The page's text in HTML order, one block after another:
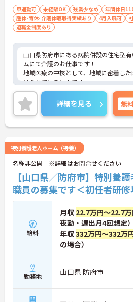
車通勤可 未経験OK 残業少なめ
年間休日
産休･育休･介護休暇取得実績あり
4月入職可
退職金制度あり
山口県防府市にある病院併設の住宅型
ムにて介護のお仕事です！
地域医療の中核として、地域に密着した
けられている法人です。
安心して働ける職場をモットーに、完
など、職員の福利厚生面の充実に努めら
★
ご興味ある方には、面接対策ポイント
詳細をお話しいたしますのでお気軽に
詳細を見る 無
特別養護老人ホーム（特養）
名称非公開 ※詳細はお問合せください
【山口県／防府市】特別養
職員の募集です＜初任者研
給料
月収 22.7万円～22.7
夜勤・遅出月4回想定）
年収332万円～332万
の場合）
勤務地 山口県 防府市